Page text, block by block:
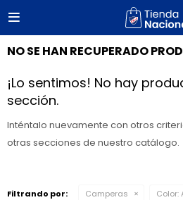

NO SE HAN RECUPERADO
¡Lo sentimos! No hay
sección.
Inténtalo nuevamente con otros
otras secciones de nuestro catálogo.
Filtrando por: Camperas Color:
close